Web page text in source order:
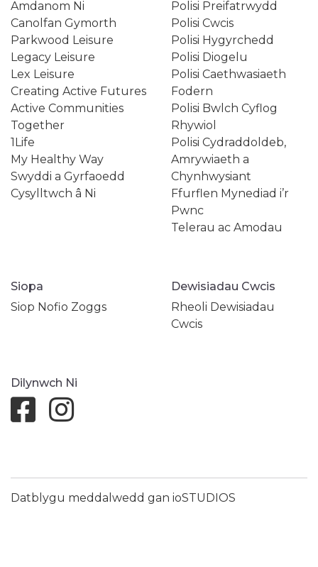
Amdanom Ni
Canolfan Gymorth
Parkwood Leisure
Legacy Leisure
Lex Leisure
Creating Active Futures
Active Communities
Together
1Life
My Healthy Way
Swyddi a Gyrfaoedd
Cysylltwch â Ni
Polisi Preifatrwydd
Polisi Cwcis
Polisi Hygyrchedd
Polisi Diogelu
Polisi Caethwasiaeth
Fodern
Polisi Bwlch Cyflog
Rhywiol
Polisi Cydraddoldeb,
Amrywiaeth a
Chynhwysiant
Ffurflen Mynediad i’r
Pwnc
Telerau ac Amodau
Siopa
Siop Nofio Zoggs
Dewisiadau Cwcis
Rheoli Dewisiadau
Cwcis
Dilynwch Ni
Datblygu meddalwedd gan ioSTUDIOS